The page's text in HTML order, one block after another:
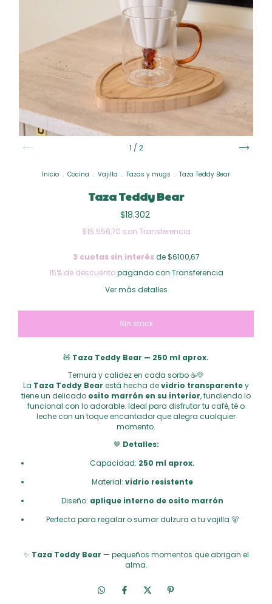
1 / 2
Inicio . Cocina . Vajilla . Tazas y mugs . Taza Teddy Bear
Taza Teddy Bear
$18.302
$15.556,70 con Transferencia
3 cuotas sin interésde $6100,67
15% de descuentopagando con Transferencia
Ver más detalles
🧸 Taza Teddy Bear — 250 ml aprox.
Ternura y calidez en cada sorbo ☕💛
La Taza Teddy Bear está hecha devidrio transparentey
tiene un delicado osito marrón en su interior, fundiendo lo
funcional con lo adorable. Ideal para disfrutar tu café, té o
leche con un toque encantador que alegra cualquier
momento.
🤎 Detalles:
Capacidad: 250 ml aprox.
Material: vidrio resistente
Diseño: aplique interno de osito marrón
Perfecta para regalar o sumar dulzura a tu vajilla 🐻
✨ Taza Teddy Bear — pequeños momentos que abrigan el
alma.